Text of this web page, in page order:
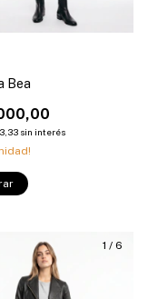
Bea
sin interés
1 / 6